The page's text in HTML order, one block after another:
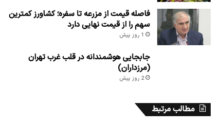
فاصله قیمت از مزرعه تا سفره؛ کشاورز کمترین
سهم را از قیمت نهایی دارد
1 روز پیش
جابجایی هوشمندانه در قلب غرب تهران
(مرزداران)
2 روز پیش
مطالب مرتبط